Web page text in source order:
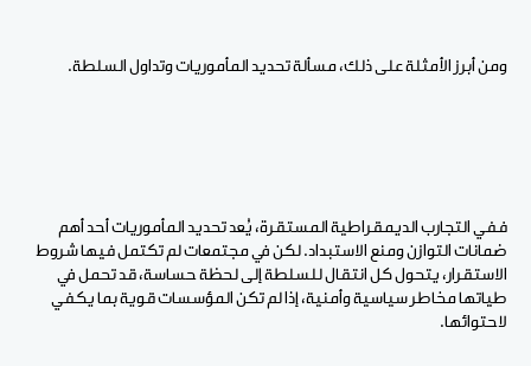
ومن أبرز الأمثلة على ذلك، مسألة تحديد المأموريات وتداول السلطة.
ففي التجارب الديمقراطية المستقرة، يُعد تحديد المأموريات أحد أهم
ضمانات التوازن ومنع الاستبداد. لكن في مجتمعات لم تكتمل فيها شروط
الاستقرار، يتحول كل انتقال للسلطة إلى لحظة حساسة، قد تحمل في
طياتها مخاطر سياسية وأمنية، إذا لم تكن المؤسسات قوية بما يكفي
لاحتوائها.